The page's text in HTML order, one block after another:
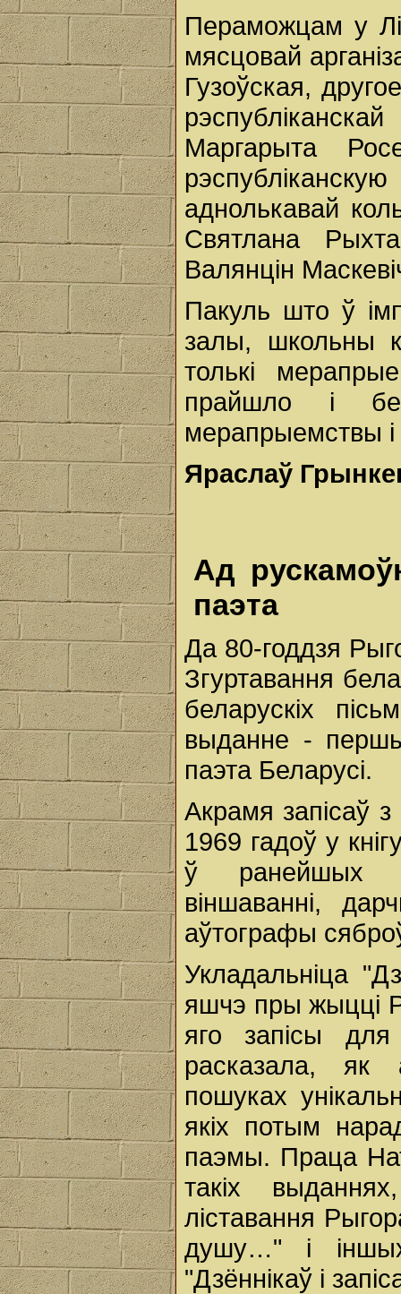
Пераможцам у
мясцовай
Гузоўская,
Маргарыта
аднолькавай
Святлана
Валянцін
Пакуль што ў
залы, школьны
толькі
прайшло і
мерапрыемствы і
Яраслаў
Ад
паэта
Да 80-годдзя
Згуртавання
беларускіх
выданне - першы
паэта Беларусі.
Акрамя запісаў з
1969 гадоў у
ў ранейшых
віншаванні,
аўтографы
Укладальніца
яшчэ пры жыцці
яго запісы
расказала, як
пошуках
якіх потым
паэмы. Праца
такіх
ліставання
душу…" і
"Дзённікаў і